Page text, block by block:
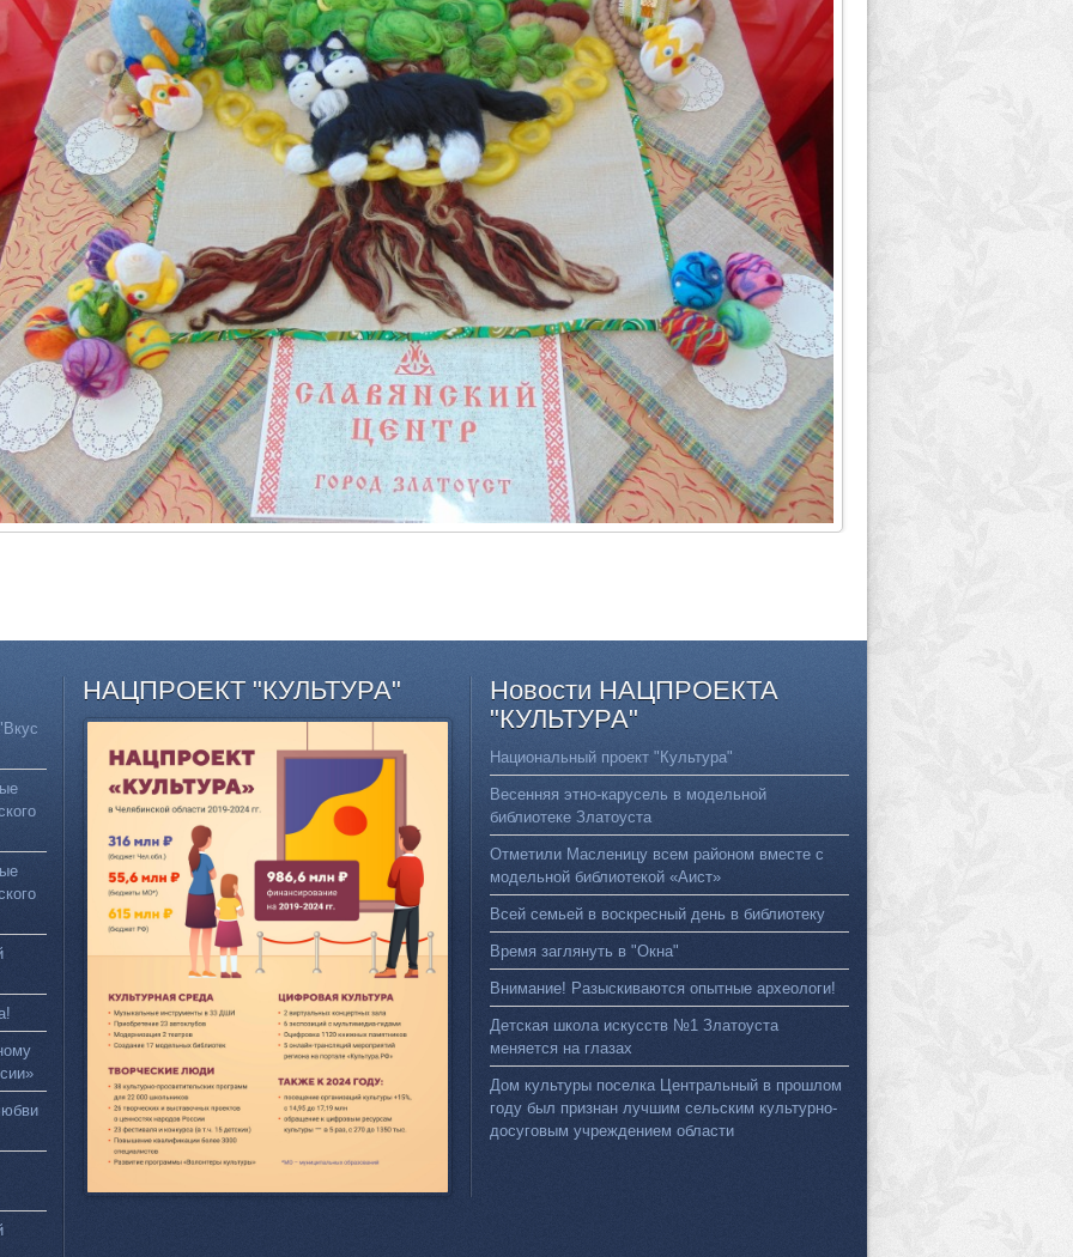
НАЦПРОЕКТ "КУЛЬТУРА" Новости НАЦПРОЕКТА
"КУЛЬТУРА"
Национальный проект "Культура"
Весенняя этно-карусель в модельной
библиотеке Златоуста
Отметили Масленицу всем районом вместе с
модельной библиотекой «Аист»
Всей семьей в воскресный день в библиотеку
Время заглянуть в "Окна"
Внимание! Разыскиваются опытные археологи!
Детская школа искусств №1 Златоуста
меняется на глазах
Дом культуры поселка Центральный в прошлом
году был признан лучшим сельским культурно-
досуговым учреждением области